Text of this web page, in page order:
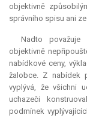
objektivně
správního spisu ani
Nadto
objektivně
nabídkové ceny,
žalobce. Z nabídek
vyplývá, že všichni
uchazeči
podmínek